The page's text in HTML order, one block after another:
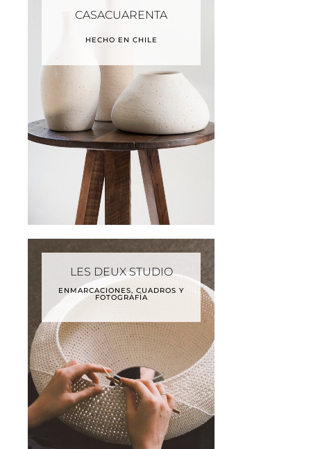
CASACUARENTA
HECHO EN CHILE
LES DEUX STUDIO
ENMARCACIONES, CUADROS Y
FOTOGRAFÍA